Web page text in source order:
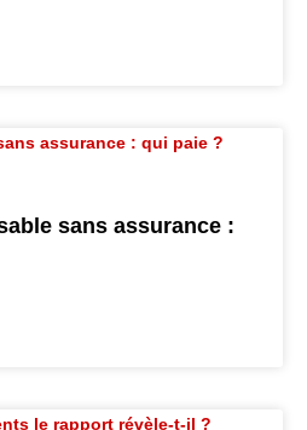
sans assurance :